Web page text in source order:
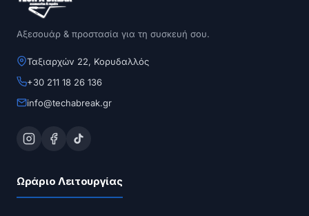
Αξεσουάρ & προστασία για τη συσκευή σου.
Ταξιαρχών 22, Κορυδαλλός
+30 211 18 26 136
info@techabreak.gr
Ωράριο Λειτουργίας